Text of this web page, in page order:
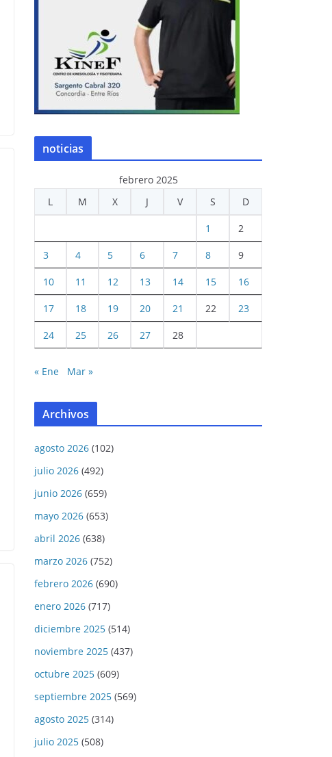
noticias
febrero 2025
L
M X J V S D
1 2
3 4 5 6 7 8 9
10 11 12 13 14 15 16
17 18 19 20 21 22 23
24 25 26 27 28
« Ene Mar »
Archivos
agosto 2026 (102)
julio 2026 (492)
junio 2026 (659)
mayo 2026 (653)
abril 2026 (638)
marzo 2026 (752)
febrero 2026 (690)
enero 2026 (717)
diciembre 2025 (514)
noviembre 2025 (437)
octubre 2025 (609)
septiembre 2025 (569)
agosto 2025 (314)
julio 2025 (508)